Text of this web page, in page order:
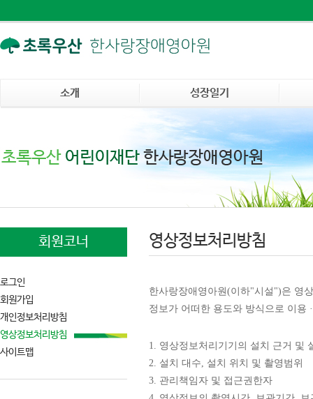
소개 성장일기
회원코너
로그인
회원가입
개인정보처리방침
영상정보처리방침
사이트맵
영상정보처리방침
한사랑장애영아원(이하"시설")은 영
정보가 어떠한 용도와 방식으로 이용
1. 영상정보처리기기의 설치 근거 및
2. 설치 대수, 설치 위치 및 촬영범위
3. 관리책임자 및 접근권한자